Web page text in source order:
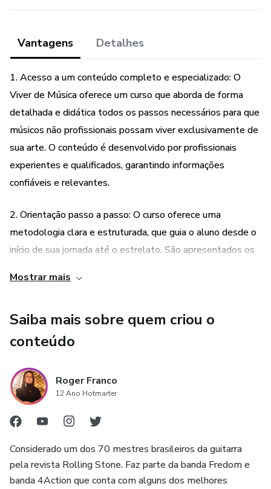
Vantagens Detalhes
1. Acesso a um conteúdo completo e especializado: O
Viver de Música oferece um curso que aborda de forma
detalhada e didática todos os passos necessários para que
músicos não profissionais possam viver exclusivamente de
sua arte. O conteúdo é desenvolvido por profissionais
experientes e qualificados, garantindo informações
confiáveis e relevantes.
2. Orientação passo a passo: O curso oferece uma
metodologia clara e estruturada, que guia o aluno desde o
início de sua jornada até o estrelato. São apresentados os
sólida de conhecimento musical, desenvolver habilidades
promover seu trabalho e conquistar reconhecimento no
mercado.
3. Suporte e acompanhamento personalizado: O Viver de
Música oferece suporte e acompanhamento individualizado
aos alunos, garantindo que suas dúvidas sejam esclarecidas
e que recebam orientações específicas para o seu caso. Os
alunos ao longo de todo o curso, proporcionando um
aprendizado mais efetivo e personalizado.
Mostrar mais
Saiba mais sobre quem criou o
conteúdo
Roger Franco
12 Ano Hotmarter
Considerado um dos 70 mestres brasileiros da guitarra
pela revista Rolling Stone. Faz parte da banda Fredom e
banda 4Action que conta com alguns dos melhores